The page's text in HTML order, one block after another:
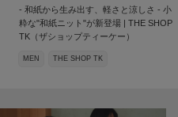
- 和紙から生み出す、軽さと涼しさ - 小
粋な"和紙ニット"が新登場 | THE SHOP
TK（ザショップティーケー）
MEN THE SHOP TK